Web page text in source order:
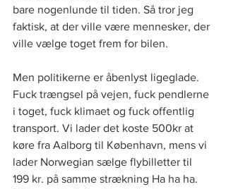
bare nogenlunde til tiden. Så tror jeg
faktisk, at der ville være mennesker, der
ville vælge toget frem for bilen.
Men politikerne er åbenlyst ligeglade.
Fuck trængsel på vejen, fuck pendlerne
i toget, fuck klimaet og fuck offentlig
transport. Vi lader det koste 500kr at
køre fra Aalborg til København, mens vi
lader Norwegian sælge flybilletter til
199 kr. på samme strækning Ha ha ha.